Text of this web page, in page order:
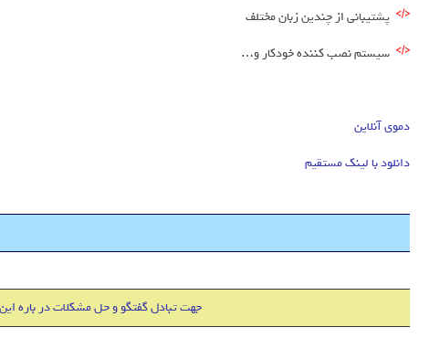
پشتیبانی از چندین زبان مختلف
سیستم نصب کننده خودکار و…
دموی آنلاین
دانلود با لینک مستقیم
جهت تبادل گفتگو و حل مشکلات در باره